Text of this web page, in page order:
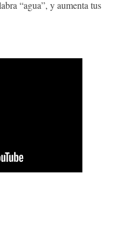
“agua”, y aumenta tus